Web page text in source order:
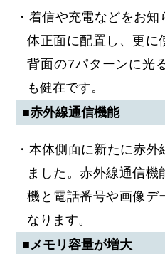
・着信や充電などをお
体正面に配置し、更に
背面の7パターンに光
も健在です。
■赤外線通信機能
・本体側面に新たに赤
ました。赤外線通信
機と電話番号や画像デ
なります。
■メモリ容量が増大